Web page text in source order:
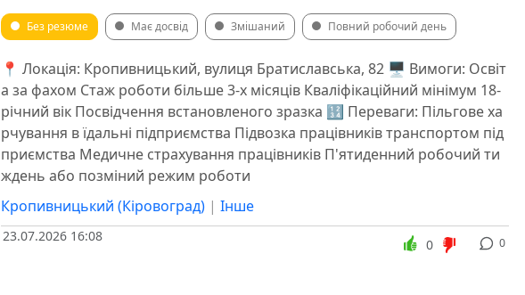
Без резюме Має досвід Змішаний Повний робочий день
📍 Локація: Кропивницький, вулиця Братиславська, 82 🖥 Вимоги: Освіт
а за фахом Стаж роботи більше 3-х місяців Кваліфікаційний мінімум 18-
річний вік Посвідчення встановленого зразка 🔢 Переваги: Пільгове ха
рчування в їдальні підприємства Підвозка працівників транспортом під
приємства Медичне страхування працівників П'ятиденний робочий ти
ждень або позміний режим роботи
Кропивницький (Кіровоград) | Інше
23.07.2026 16:08 0
0